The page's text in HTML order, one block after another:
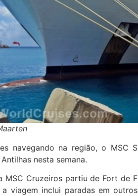
navegando na região, o MSC
nesta semana.
Cruzeiros partiu de Fort de
viagem inclui paradas em